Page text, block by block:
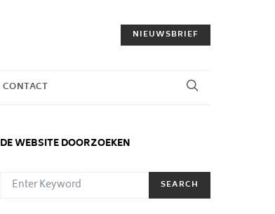
NIEUWSBRIEF
CONTACT
DE WEBSITE DOORZOEKEN
SEARCH FOR:
SEARCH